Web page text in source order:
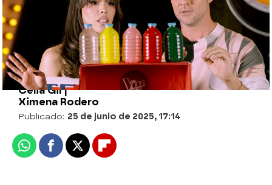
Celia Gil |
Ximena Rodero
Publicado: 25 de junio de 2025, 17:14
WhatsappFacebook
X Flipboard